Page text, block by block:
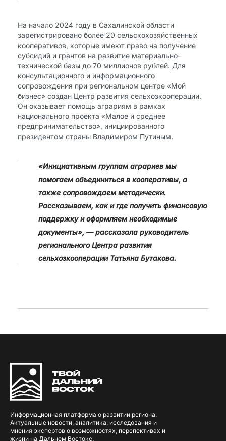
На начало 2024 году в Сахалинской области
зарегистрировано более 20 сельскохозяйственных
кооперативов, которые имеют право на получение
субсидий и грантов на развитие материально-
технической базы до 70 миллионов рублей. Для
консультационного и информационного
сопровождения при региональном центре «Мой
бизнес» создан Центр развития сельхозкооперации.
Он оказывает помощь аграриям в рамках
национального проекта «Малое и среднее
предпринимательство», инициированного
президентом страны Владимиром Путиным.
«Инициативным группам аграриев мы
помогаем объединиться в кооперативы, а
также сопровождаем методически.
Рассказываем, как и где получить финансовую
поддержку и оформляем необходимые
документы», — рассказала руководитель
регионального Центра развития
сельхозкооперации Татьяна Бутакова.
Информационная платформа о развитии региона.
Актуальные новости, аналитика, исследования и
мнения экспертов о возможностях, перспективах и
жизни на Дальнем Востоке.